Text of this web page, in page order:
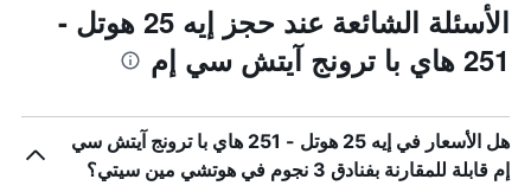
الأسئلة الشائعة عند حجز إيه 25 هوتل -
251 هاي با ترونج آيتش سي إم
هل الأسعار في إيه 25 هوتل - 251 هاي با ترونج آيتش سي
إم قابلة للمقارنة بفنادق 3 نجوم في هوتشي مين سيتي؟